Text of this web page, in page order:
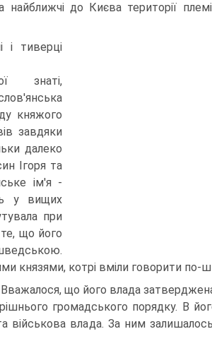
до Києва території
і тиверці
знаті,
княжого
завдяки
далеко
Ігоря та
ім'я -
у вищих
при
що його
князями, котрі вміли говорити по-
що його влада
громадського порядку. В
військова влада. За ним